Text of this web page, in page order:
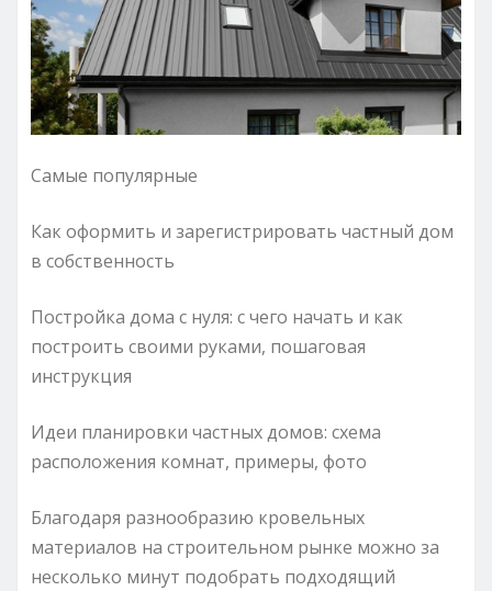
Самые популярные
Как оформить и зарегистрировать частный дом
в собственность
Постройка дома с нуля: с чего начать и как
построить своими руками, пошаговая
инструкция
Идеи планировки частных домов: схема
расположения комнат, примеры, фото
Благодаря разнообразию кровельных
материалов на строительном рынке можно за
несколько минут подобрать подходящий